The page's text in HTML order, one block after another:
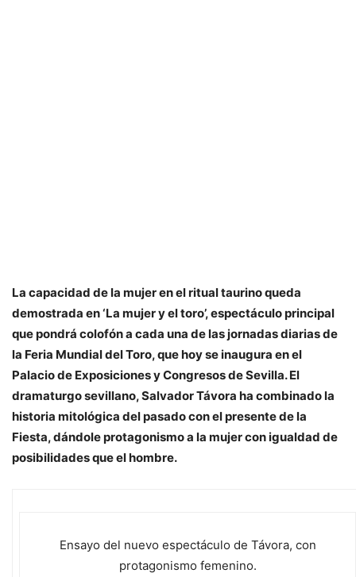
La capacidad de la mujer en el ritual taurino queda
demostrada en ‘La mujer y el toro’, espectáculo principal
que pondrá colofón a cada una de las jornadas diarias de
la Feria Mundial del Toro, que hoy se inaugura en el
Palacio de Exposiciones y Congresos de Sevilla. El
dramaturgo sevillano, Salvador Távora ha combinado la
historia mitológica del pasado con el presente de la
Fiesta, dándole protagonismo a la mujer con igualdad de
posibilidades que el hombre.
Ensayo del nuevo espectáculo de Távora, con
protagonismo femenino.